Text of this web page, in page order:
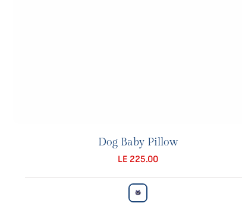
Dog Baby Pillow
LE 225.00